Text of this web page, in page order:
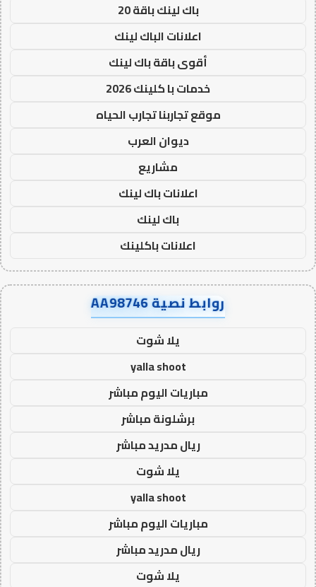
باك لينك باقة 20
اعلانات الباك لينك
أقوى باقة باك لينك
خدمات با كلينك 2026
موقع تجاربنا تجارب الحياه
ديوان العرب
مشاريع
اعلانات باك لينك
باك لينك
اعلانات باكلينك
روابط نصية AA98746
يلا شوت
yalla shoot
مباريات اليوم مباشر
برشلونة مباشر
ريال مدريد مباشر
يلا شوت
yalla shoot
مباريات اليوم مباشر
ريال مدريد مباشر
يلا شوت